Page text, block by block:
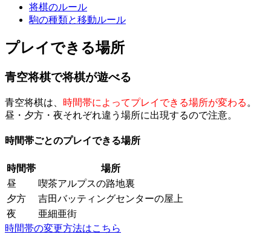
将棋のルール
駒の種類と移動ルール
プレイできる場所
青空将棋で将棋が遊べる
青空将棋は、 時間帯によってプレイできる場所が変わる 。
昼・夕方・夜それぞれ違う場所に出現するので注意。
時間帯ごとのプレイできる場所
時間帯
場所
昼
喫茶アルプスの路地裏
夕方
吉田バッティングセンターの屋上
夜
亜細亜街
時間帯の変更方法はこちら